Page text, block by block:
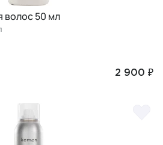
волос 50 мл
2 900 ₽